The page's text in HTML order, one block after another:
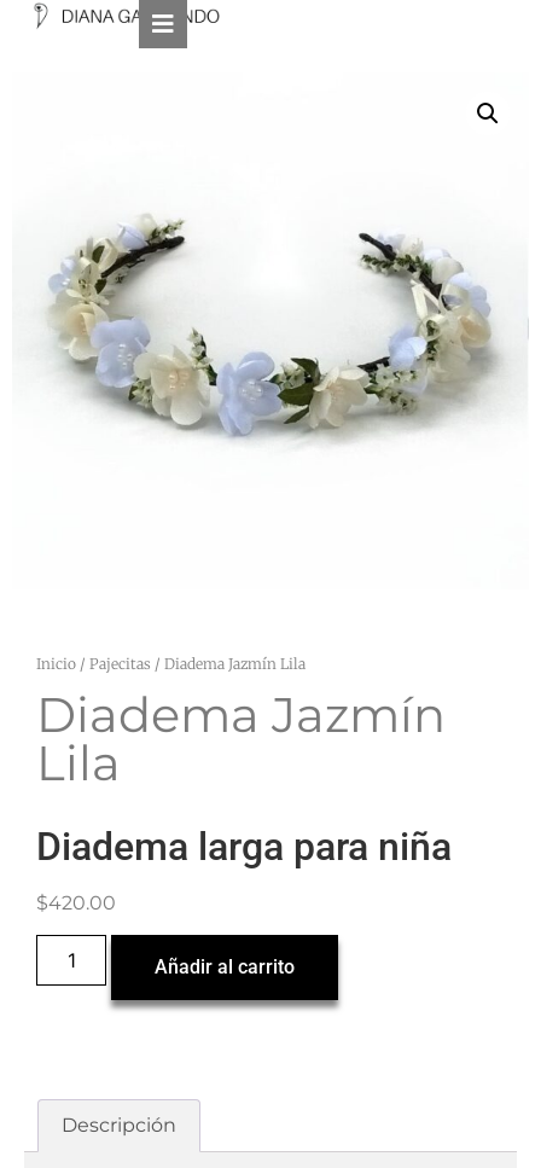
Inicio / Pajecitas / Diadema Jazmín Lila
Diadema Jazmín
Lila
Diadema larga para niña
$420.00
Añadir al carrito
Descripción